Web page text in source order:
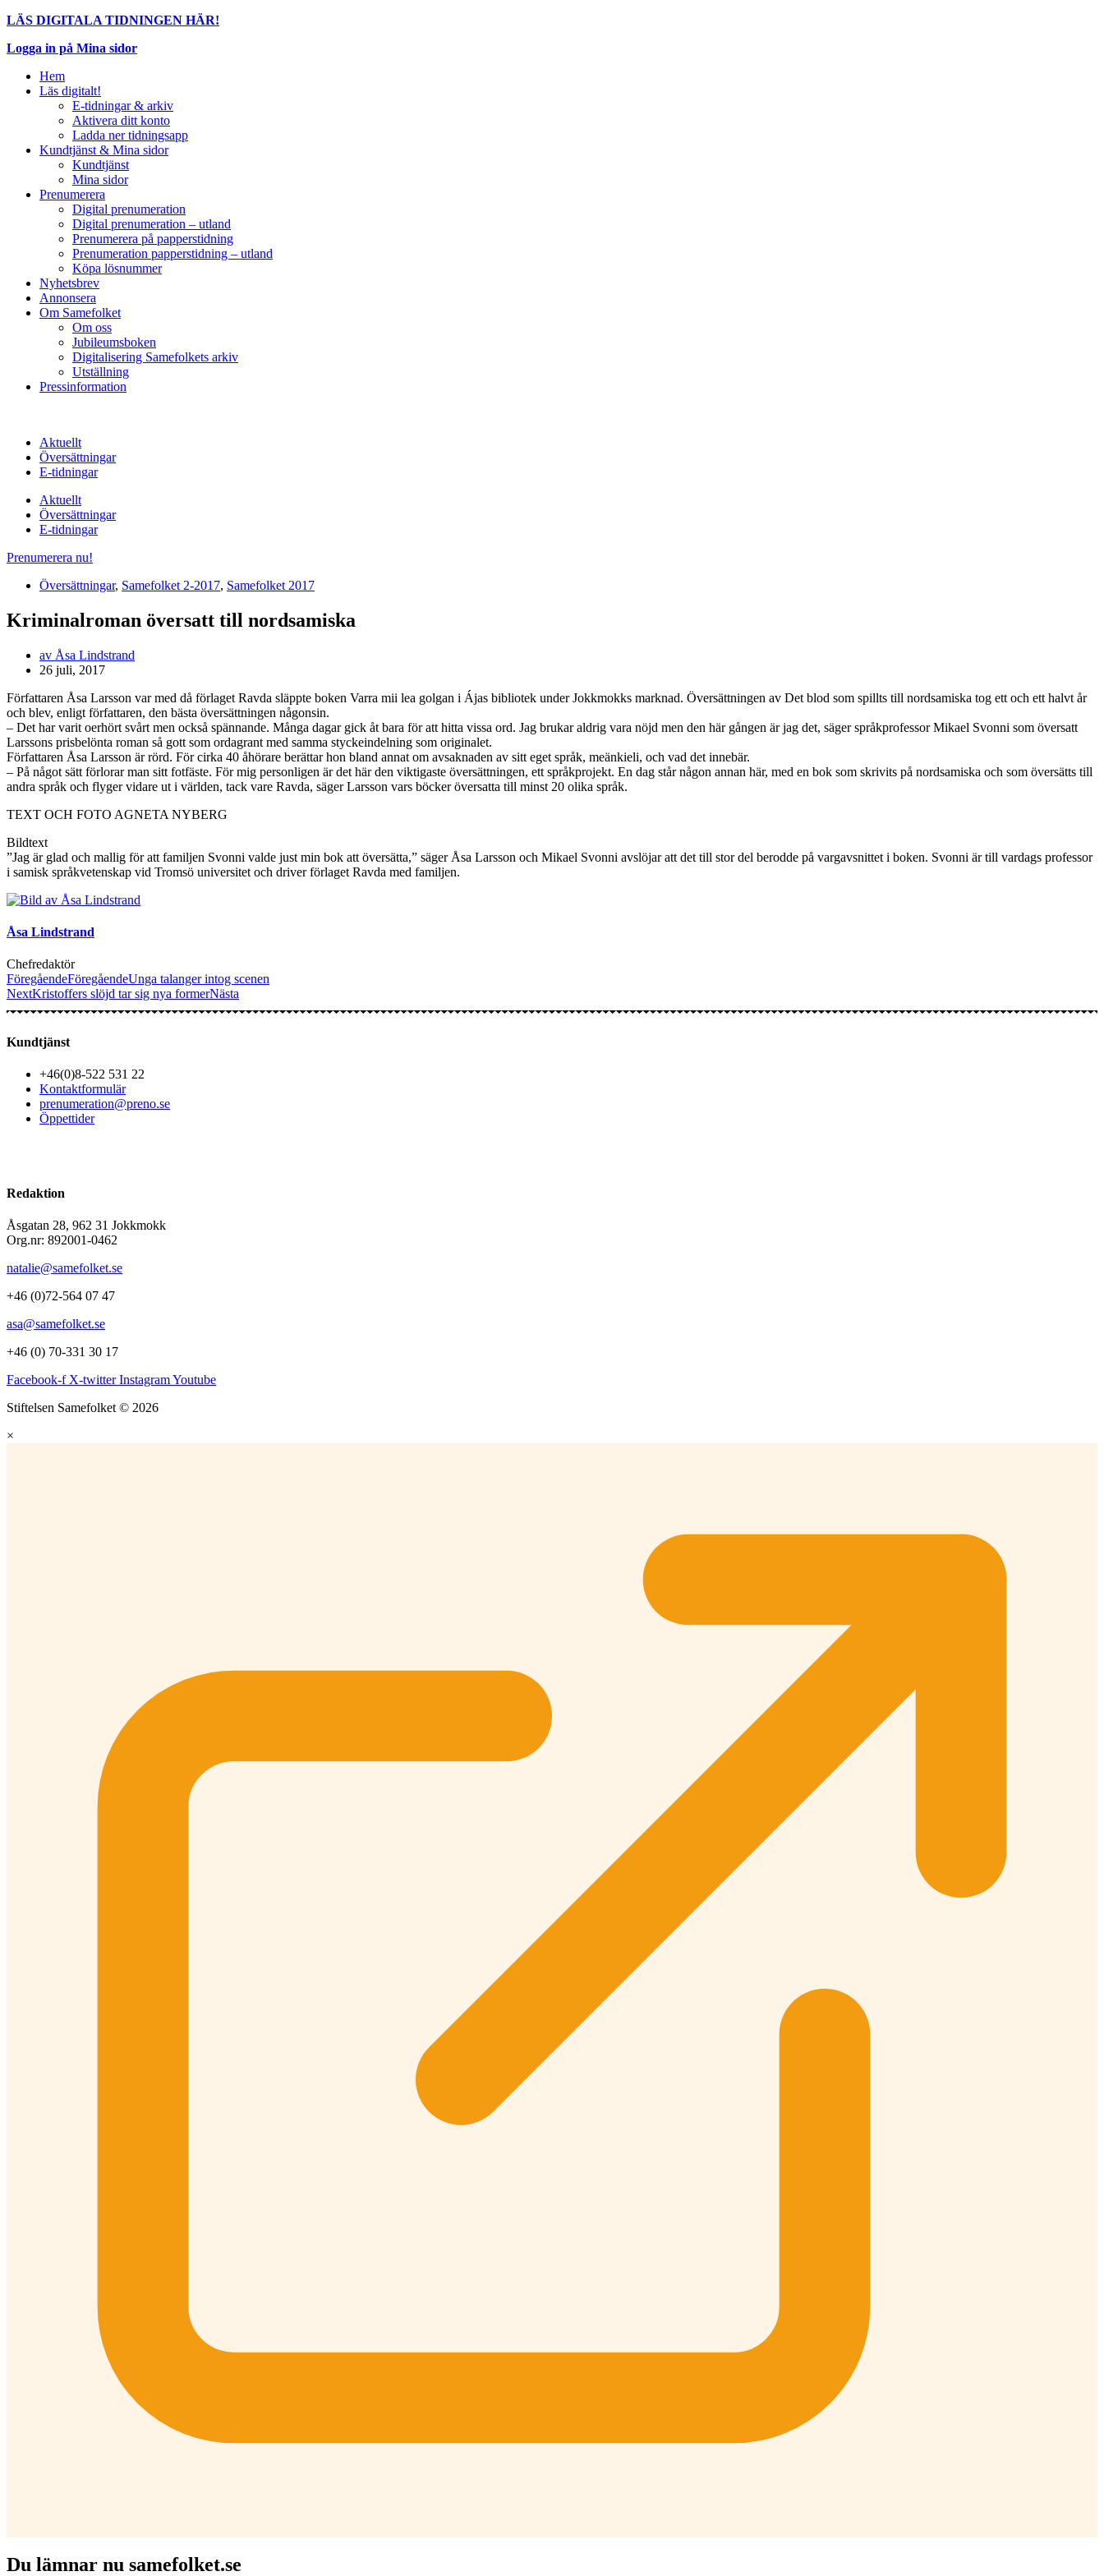
LÄS DIGITALA TIDNINGEN HÄR!
Logga in på Mina sidor
Hem
Läs digitalt!
E-tidningar & arkiv
Aktivera ditt konto
Ladda ner tidningsapp
Kundtjänst & Mina sidor
Kundtjänst
Mina sidor
Prenumerera
Digital prenumeration
Digital prenumeration – utland
Prenumerera på papperstidning
Prenumeration papperstidning – utland
Köpa lösnummer
Nyhetsbrev
Annonsera
Om Samefolket
Om oss
Jubileumsboken
Digitalisering Samefolkets arkiv
Utställning
Pressinformation
Aktuellt
Översättningar
E-tidningar
Aktuellt
Översättningar
E-tidningar
Prenumerera nu!
Översättningar, Samefolket 2-2017, Samefolket 2017
Kriminalroman översatt till nordsamiska
av Åsa Lindstrand
26 juli, 2017
Författaren Åsa Larsson var med då förlaget Ravda släppte boken Varra mii lea golgan i Ájas bibliotek under Jokkmokks marknad. Översättningen av Det blod som spillts till nordsamiska tog ett och ett halvt år
och blev, enligt författaren, den bästa översättningen någonsin.
– Det har varit oerhört svårt men också spännande. Många dagar gick åt bara för att hitta vissa ord. Jag brukar aldrig vara nöjd men den här gången är jag det, säger språkprofessor Mikael Svonni som översatt
Larssons prisbelönta roman så gott som ordagrant med samma styckeindelning som originalet.
Författaren Åsa Larsson är rörd. För cirka 40 åhörare berättar hon bland annat om avsaknaden av sitt eget språk, meänkieli, och vad det innebär.
– På något sätt förlorar man sitt fotfäste. För mig personligen är det här den viktigaste översättningen, ett språkprojekt. En dag står någon annan här, med en bok som skrivits på nordsamiska och som översätts till
andra språk och flyger vidare ut i världen, tack vare Ravda, säger Larsson vars böcker översatta till minst 20 olika språk.
TEXT OCH FOTO AGNETA NYBERG
Bildtext
”Jag är glad och mallig för att familjen Svonni valde just min bok att översätta,” säger Åsa Larsson och Mikael Svonni avslöjar att det till stor del berodde på vargavsnittet i boken. Svonni är till vardags professor
i samisk språkvetenskap vid Tromsö universitet och driver förlaget Ravda med familjen.
Åsa Lindstrand
Chefredaktör
FöregåendeFöregåendeUnga talanger intog scenen
NextKristoffers slöjd tar sig nya formerNästa
Kundtjänst
+46(0)8-522 531 22
Kontaktformulär
prenumeration@preno.se
Öppettider
Redaktion
Åsgatan 28, 962 31 Jokkmokk
Org.nr: 892001-0462
natalie@samefolket.se
+46 (0)72-564 07 47
asa@samefolket.se
+46 (0) 70-331 30 17
Facebook-f X-twitter InstagramYoutube
Stiftelsen Samefolket © 2026
×
Du lämnar nu samefolket.se